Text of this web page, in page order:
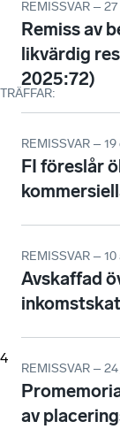
TRÄFFAR:
4
REMISSVAR –
Remiss av
likvärdig
2025:72)
REMISSVAR –
FI föreslår
REMISSVAR –
Avskaffad
REMISSVAR –
av